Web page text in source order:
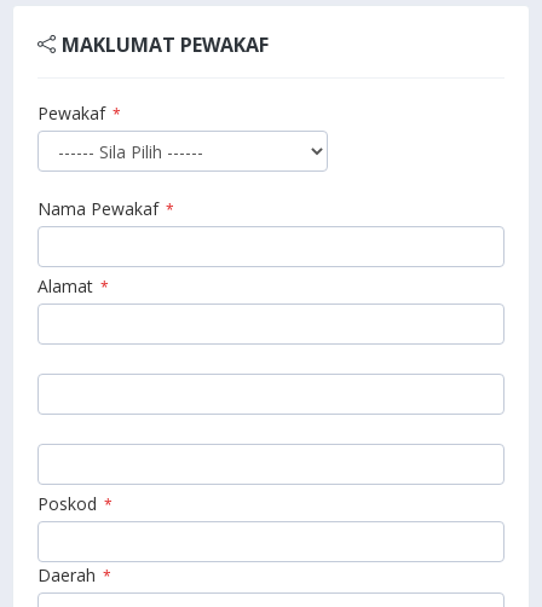
MAKLUMAT PEWAKAF
Pewakaf *
Nama Pewakaf *
Alamat *
Poskod *
Daerah *